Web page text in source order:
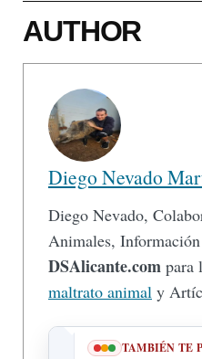
AUTHOR
Diego Nevado
Diego Nevado,
Animales,
DSAlicante.com para
maltrato animal y
TAMBIÉN TE